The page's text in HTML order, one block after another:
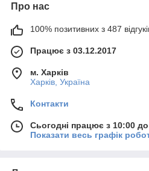
Про нас
100% позитивних з 487
Працює з 03.12.2017
м. Харків
Харків, Україна
Контакти
Сьогодні працює з 10:00
Показати весь графік